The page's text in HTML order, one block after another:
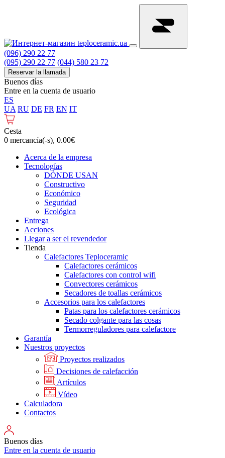
(096) 290 22 77
(095) 290 22 77 (044) 580 23 72
Reservar la llamada
Buenos días
Entre en la cuenta de usuario
ES
UA RU DE FR EN IT
Cesta
0 mercancía(-s), 0.00€
Acerca de la empresa
Tecnologías
DÓNDE USAN
Constructivo
Económico
Seguridad
Ecológica
Entrega
Acciones
Llegar a ser el revendedor
Tienda
Calefactores Teploceramic
Calefactores cerámicos
Calefactores con control wifi
Convectores cerámicos
Secadores de toallas cerámicos
Accesorios para los calefactores
Patas para los calefactores cerámicos
Secado colgante para las cosas
Termorreguladores para calefactore
Garantía
Nuestros proyectos
Proyectos realizados
Decisiones de calefacción
Artículos
Vídeo
Calculadora
Contactos
Buenos días
Entre en la cuenta de usuario